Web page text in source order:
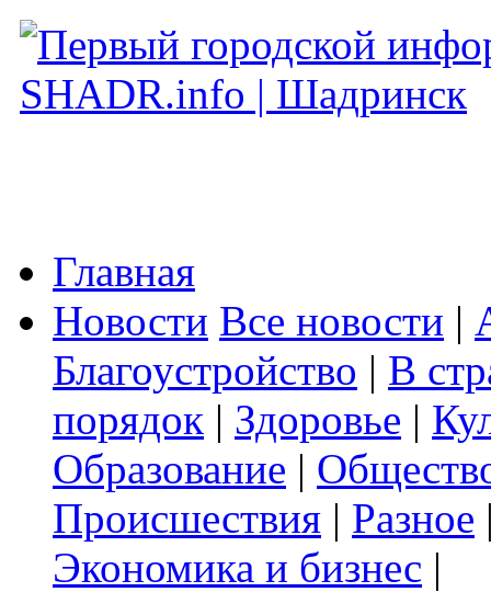
Главная
Новости Все новости |
Благоустройство | В
порядок | Здоровье |
Образование |
Происшествия | Разное
Экономика и бизнес |